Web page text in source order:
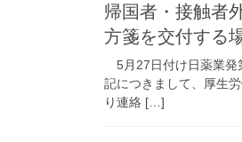
帰国者・接触者
方箋を交付する
5月27日付け日薬業
記につきまして、厚生
り連絡 […]